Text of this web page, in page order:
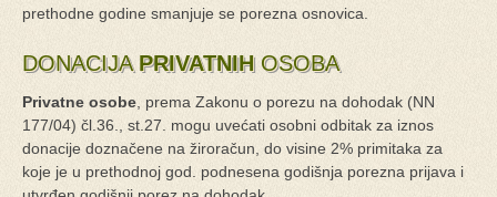
prethodne godine smanjuje se porezna osnovica.
DONACIJA PRIVATNIH OSOBA
Privatne osobe , prema Zakonu o porezu na dohodak (NN
177/04) čl.36., st.27. mogu uvećati osobni odbitak za iznos
donacije doznačene na žiroračun, do visine 2% primitaka za
koje je u prethodnoj god. podnesena godišnja porezna prijava i